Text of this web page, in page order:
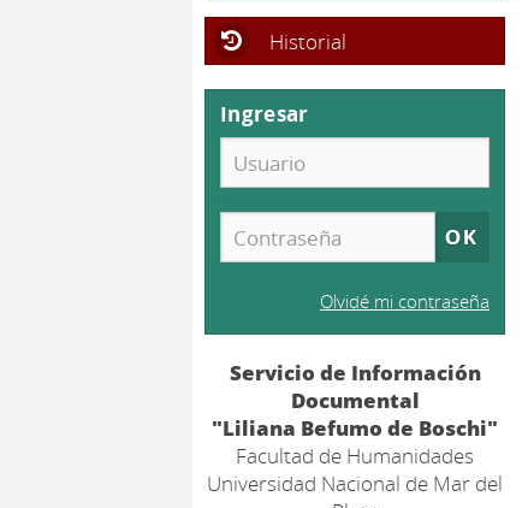
Historial
Ingresar
Olvidé mi contraseña
Servicio de Información
Documental
"Liliana Befumo de Boschi"
Facultad de Humanidades
Universidad Nacional de Mar del